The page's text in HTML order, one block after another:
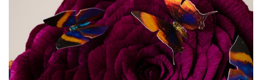
Pentru barbati